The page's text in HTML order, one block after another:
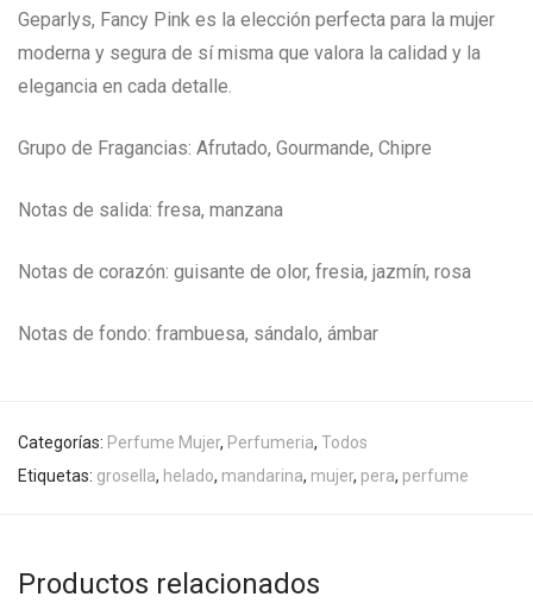
Geparlys, Fancy Pink es la elección perfecta para la mujer
moderna y segura de sí misma que valora la calidad y la
elegancia en cada detalle.
Grupo de Fragancias: Afrutado, Gourmande, Chipre
Notas de salida: fresa, manzana
Notas de corazón: guisante de olor, fresia, jazmín, rosa
Notas de fondo: frambuesa, sándalo, ámbar
Categorías: Perfume Mujer, Perfumeria, Todos
Etiquetas: grosella, helado, mandarina, mujer, pera, perfume
Productos relacionados